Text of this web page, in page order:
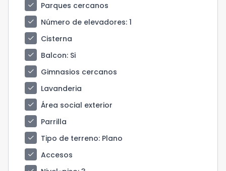
check
Parques cercanos
check
Número de elevadores: 1
check
Cisterna
check
Balcon: Si
check
Gimnasios cercanos
check
Lavanderia
check
Área social exterior
check
Parrilla
check
Tipo de terreno: Plano
check
Accesos